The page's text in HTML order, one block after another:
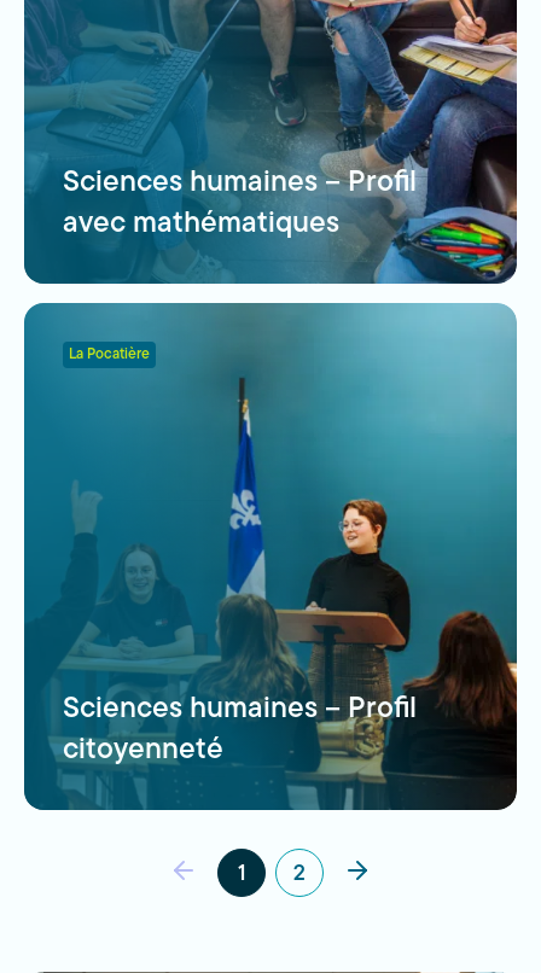
Sciences humaines – Profil
avec mathématiques
La Pocatière
Sciences humaines – Profil
citoyenneté
1 2